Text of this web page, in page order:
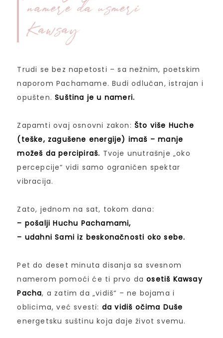
namere da usmeri
Kawsay
Trudi se bez napetosti – sa nežnim, poetskim
naporom Pachamame. Budi odlučan, istrajan i
opušten.Suština je u nameri.
Zapamti ovaj osnovni zakon:Što više Huche
(teške, zagušene energije) imaš – manje
možeš da percipiraš. Tvoje unutrašnje „oko
percepcije“ vidi samo ograničen spektar
vibracija.
Zato, jednom na sat, tokom dana:
– pošalji Huchu Pachamami,
– udahni Sami iz beskonačnosti oko sebe.
Pet do deset minuta disanja sa svesnom
namerom pomoći će ti prvo daosetiš Kawsay
Pacha, a zatim da „vidiš“ – ne bojama i
oblicima, već svesti: da vidiš očima Duše
energetsku suštinu koja daje život svemu.